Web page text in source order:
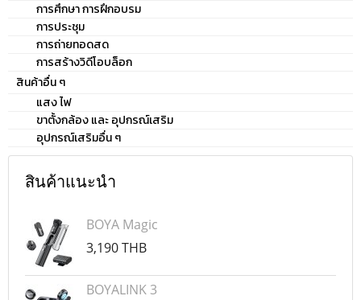
การศึกษา การฝึกอบรม
การประชุม
การถ่ายทอดสด
การสร้างวิดีโอบล็อก
สินค้าอื่น ๆ
แสง ไฟ
ขาตั้งกล้อง และ อุปกรณ์เสริม
อุปกรณ์เสริมอื่น ๆ
สินค้าแนะนำ
BOYA Magic
3,190 THB
BOYALINK 3